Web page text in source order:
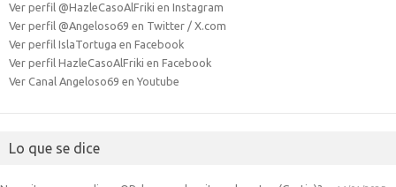
Ver perfil @HazleCasoAlFriki en Instagram
Ver perfil @Angeloso69 en Twitter / X.com
Ver perfil IslaTortuga en Facebook
Ver perfil HazleCasoAlFriki en Facebook
Ver Canal Angeloso69 en Youtube
Lo que se dice